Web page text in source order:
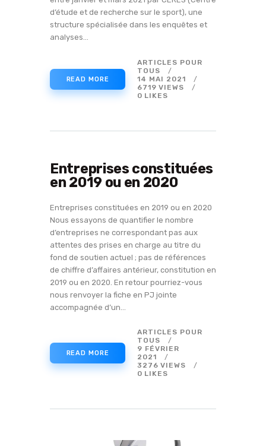
d’étude et de recherche sur le sport), une
structure spécialisée dans les enquêtes et
analyses…
READ MORE
ARTICLES POUR
TOUS
14 MAI 2021
6719 VIEWS
0 LIKES
Entreprises constituées
en 2019 ou en 2020
Entreprises constituées en 2019 ou en 2020
Nous essayons de quantifier le nombre
d’entreprises ne correspondant pas aux
attentes des prises en charge au titre du
fond de soutien actuel ; pas de références
de chiffre d’affaires antérieur, constitution en
2019 ou en 2020. En retour pourriez-vous
nous renvoyer la fiche en PJ jointe
accompagnée d’un…
READ MORE
ARTICLES POUR
TOUS
9 FÉVRIER
2021
3276 VIEWS
0 LIKES